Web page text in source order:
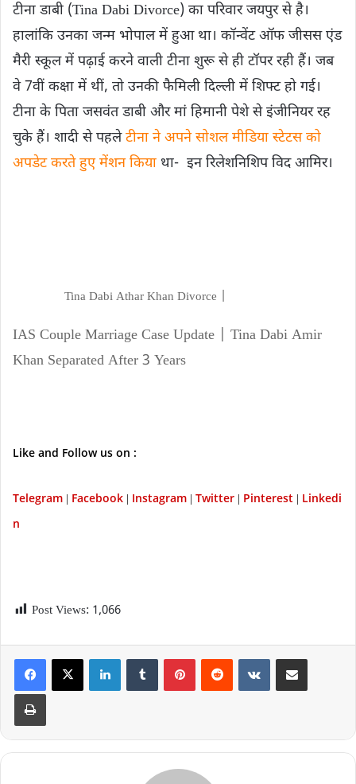
टीना डाबी (Tina Dabi Divorce) का परिवार जयपुर से है।
हालांकि उनका जन्म भोपाल में हुआ था। कॉन्वेंट ऑफ जीसस एंड
मैरी स्कूल में पढ़ाई करने वाली टीना शुरू से ही टॉपर रही हैं। जब
वे 7वीं कक्षा में थीं, तो उनकी फैमिली दिल्ली में शिफ्ट हो गई।
टीना के पिता जसवंत डाबी और मां हिमानी पेशे से इंजीनियर रह
चुके हैं। शादी से पहलेटीना ने अपने सोशल मीडिया स्टेटस को
अपडेट करते हुए मेंशन किया था- इन रिलेशनिशिप विद आमिर।
Tina Dabi Athar Khan Divorce |
IAS Couple Marriage Case Update | Tina Dabi Amir
Khan Separated After 3 Years
Like and Follow us on :
Telegram | Facebook | Instagram | Twitter | Pinterest | Linkedi
n
Post Views: 1,066